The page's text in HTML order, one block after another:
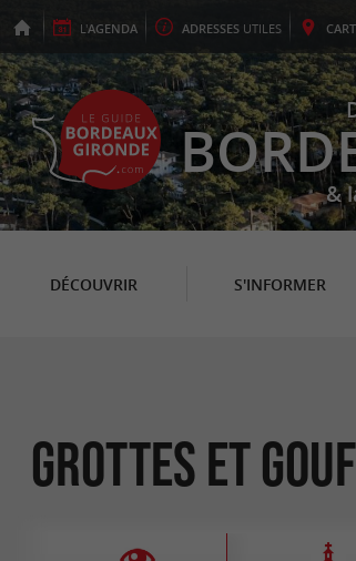
L'AGENDA ADRESSES UTILES
&
DÉCOUVRIR S'INFORMER
Grottes et